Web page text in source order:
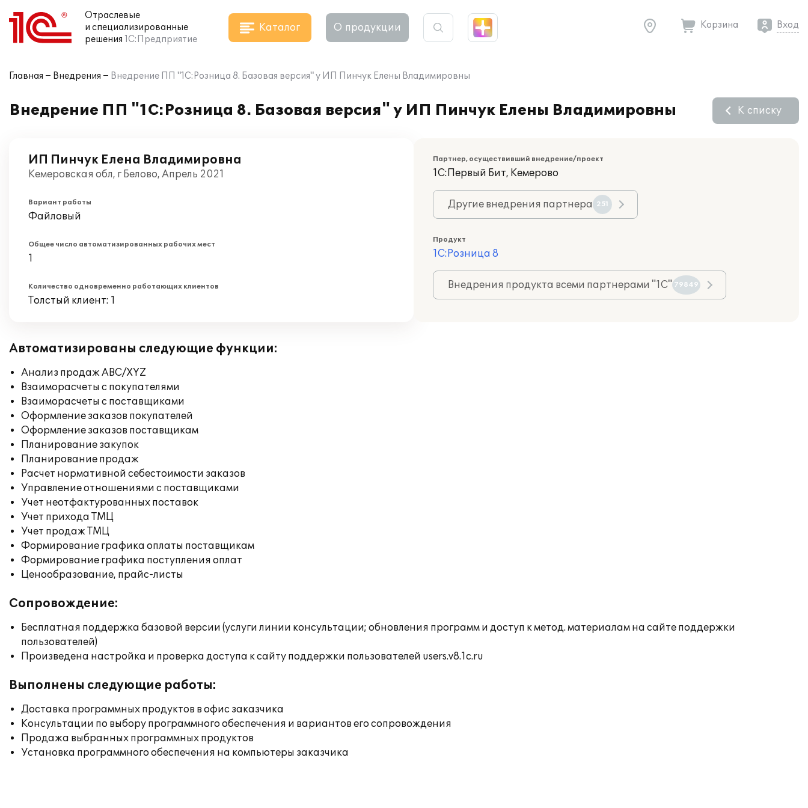
Отраслевые
и специализированные
решения 1С:Предприятие
Каталог О продукции Корзина Вход
Главная Внедрения Внедрение ПП "1С:Розница 8. Базовая версия" у ИП Пинчук Елены Владимировны
Внедрение ПП "1С:Розница 8. Базовая версия" у ИП Пинчук Елены Владимировны К списку
ИП Пинчук Елена Владимировна
Кемеровская обл, г Белово, Апрель 2021
Вариант работы
Файловый
Общее число автоматизированных рабочих мест
1
Количество одновременно работающих клиентов
Толстый клиент: 1
Партнер, осуществивший внедрение/проект
1С:Первый Бит, Кемерово
Другие внедрения партнера 251
Продукт
1С:Розница 8
Внедрения продукта всеми партнерами "1С" 79849
Автоматизированы следующие функции:
Анализ продаж ABC/XYZ
Взаиморасчеты с покупателями
Взаиморасчеты с поставщиками
Оформление заказов покупателей
Оформление заказов поставщикам
Планирование закупок
Планирование продаж
Расчет нормативной себестоимости заказов
Управление отношениями с поставщиками
Учет неотфактурованных поставок
Учет прихода ТМЦ
Учет продаж ТМЦ
Формирование графика оплаты поставщикам
Формирование графика поступления оплат
Ценообразование, прайс-листы
Сопровождение:
Бесплатная поддержка базовой версии (услуги линии консультации; обновления программ и доступ к метод. материалам на сайте поддержки
пользователей)
Произведена настройка и проверка доступа к сайту поддержки пользователей users.v8.1c.ru
Выполнены следующие работы:
Доставка программных продуктов в офис заказчика
Консультации по выбору программного обеспечения и вариантов его сопровождения
Продажа выбранных программных продуктов
Установка программного обеспечения на компьютеры заказчика